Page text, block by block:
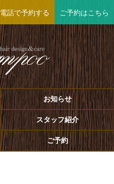
電話で予約する ご予約はこちら
お知らせ
スタッフ紹介
ご予約